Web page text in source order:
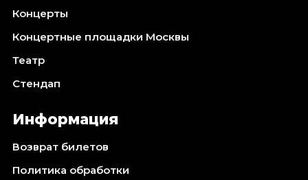
Август 2026
Сентябрь 2026
Ноябрь 2026
Декабрь 2026
Площадки
Концерты
Концертные площадки Москвы
Театр
Стендап
Информация
Возврат билетов
Политика обработки